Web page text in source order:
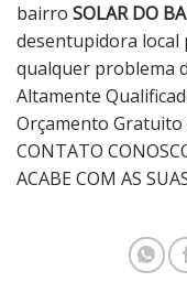
bairro SOLAR DO
desentupidora
qualquer problema
Altamente
Orçamento Gratuito
CONTATO
ACABE COM AS